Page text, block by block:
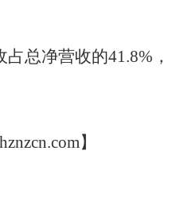
总净营收的41.8%，
】